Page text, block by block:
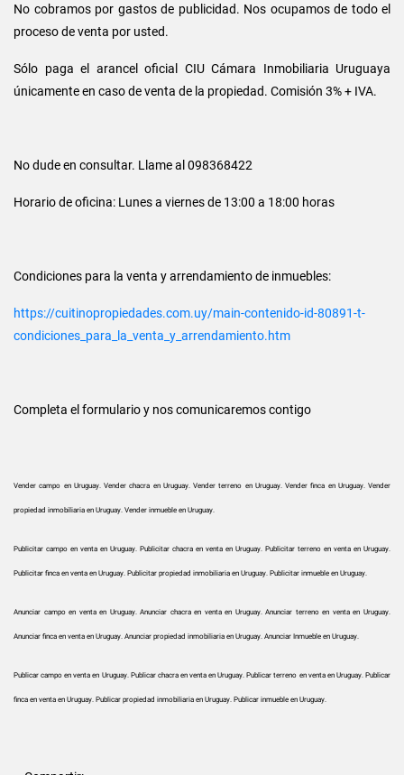
No cobramos por gastos de publicidad. Nos ocupamos de todo el
proceso de venta por usted.
Sólo paga el arancel oficial CIU Cámara Inmobiliaria Uruguaya
únicamente en caso de venta de la propiedad. Comisión 3% + IVA.
No dude en consultar. Llame al 098368422
Horario de oficina: Lunes a viernes de 13:00 a 18:00 horas
Condiciones para la venta y arrendamiento de inmuebles:
https://cuitinopropiedades.com.uy/main-contenido-id-80891-t-
condiciones_para_la_venta_y_arrendamiento.htm
Completa el formulario y nos comunicaremos contigo
Vender campo en Uruguay. Vender chacra en Uruguay. Vender terreno en Uruguay. Vender finca en Uruguay. Vender
propiedad inmobiliaria en Uruguay. Vender inmueble en Uruguay.
Publicitar campo en venta en Uruguay. Publicitar chacra en venta en Uruguay. Publicitar terreno en venta en Uruguay.
Publicitar finca en venta en Uruguay. Publicitar propiedad inmobiliaria en Uruguay. Publicitar inmueble en Uruguay.
Anunciar campo en venta en Uruguay. Anunciar chacra en venta en Uruguay. Anunciar terreno en venta en Uruguay.
Anunciar finca en venta en Uruguay. Anunciar propiedad inmobiliaria en Uruguay. Anunciar Inmueble en Uruguay.
Publicar campo en venta en Uruguay. Publicar chacra en venta en Uruguay. Publicar terreno en venta en Uruguay. Publicar
finca en venta en Uruguay. Publicar propiedad inmobiliaria en Uruguay. Publicar inmueble en Uruguay.